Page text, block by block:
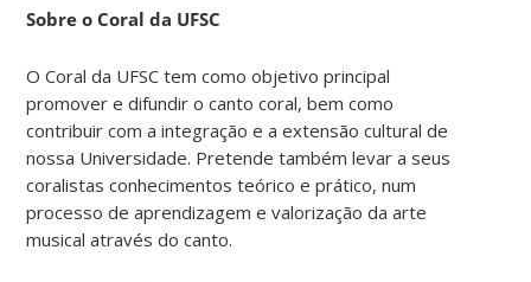
Sobre o Coral da UFSC
O Coral da UFSC tem como objetivo principal
promover e difundir o canto coral, bem como
contribuir com a integração e a extensão cultural de
nossa Universidade. Pretende também levar a seus
coralistas conhecimentos teórico e prático, num
processo de aprendizagem e valorização da arte
musical através do canto.